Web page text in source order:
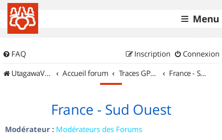
Menu
FAQ Connexion
Inscription
UtagawaVTT (Randos VTT et VTTAE avec traces GPS)
Accueil forum Traces GPS de randos VTT France - Sud Ouest
France - Sud Ouest
Modérateur : Modérateurs des Forums